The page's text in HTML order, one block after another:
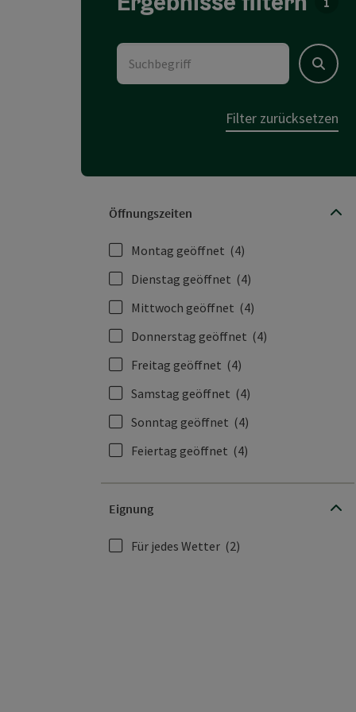
Suchbegriff
Suchen
Filter zurücksetzen
Öffnungszeiten
Montag geöffnet (4)
Dienstag geöffnet (4)
Mittwoch geöffnet (4)
Donnerstag geöffnet (4)
Freitag geöffnet (4)
Samstag geöffnet (4)
Sonntag geöffnet (4)
Feiertag geöffnet (4)
Eignung
Für jedes Wetter (2)